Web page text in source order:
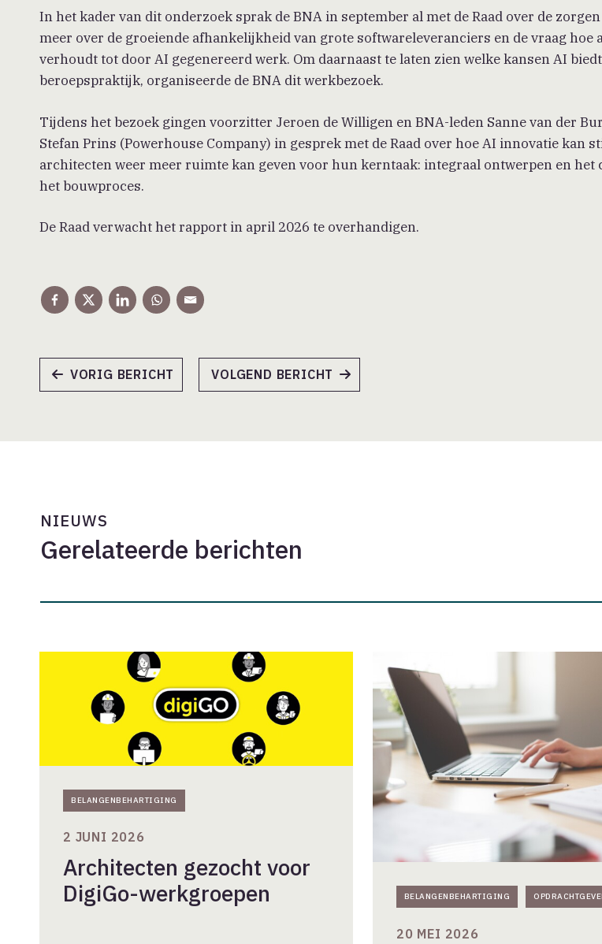
In het kader van dit onderzoek sprak de BNA in september al met de Raad over de
meer over de groeiende afhankelijkheid van grote softwareleveranciers en de vraag
verhoudt tot door AI gegenereerd werk. Om daarnaast te laten zien welke kansen AI
beroepspraktijk, organiseerde de BNA dit werkbezoek.
Tijdens het bezoek gingen voorzitter Jeroen de Willigen en BNA-leden Sanne van der
Stefan Prins (Powerhouse Company) in gesprek met de Raad over hoe AI innovatie kan
architecten weer meer ruimte kan geven voor hun kerntaak: integraal ontwerpen en het
het bouwproces.
De Raad verwacht het rapport in april 2026 te overhandigen.
VORIG BERICHT VOLGEND BERICHT
NIEUWS
Gerelateerde berichten
BELANGENBEHARTIGING
Architecten gezocht voor
DigiGo-werkgroepen
2 JUNI 2026
BELANGENBEHARTIGING
Handreiking
Gezonde
Architectenselecties
2026
20 MEI 2026